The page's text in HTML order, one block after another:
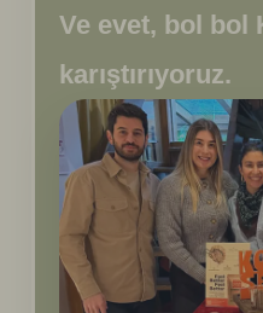
Ve evet, bol bol
karıştırıyoruz.